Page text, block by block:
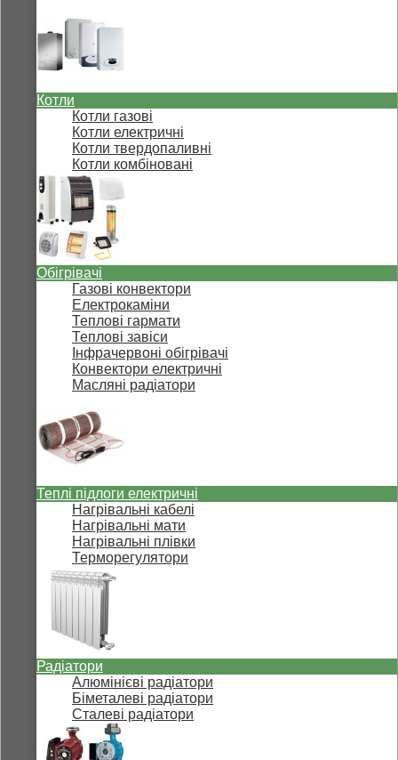
Котли
Котли газові
Котли електричні
Котли твердопаливні
Котли комбіновані
Обігрівачі
Газові конвектори
Електрокаміни
Теплові гармати
Теплові завіси
Інфрачервоні обігрівачі
Конвектори електричні
Масляні радіатори
Теплі підлоги електричні
Нагрівальні кабелі
Нагрівальні мати
Нагрівальні плівки
Терморегулятори
Радіатори
Алюмінієві радіатори
Біметалеві радіатори
Сталеві радіатори